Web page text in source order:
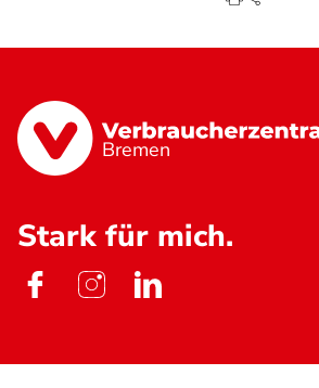
Bremen
Stark für mich.